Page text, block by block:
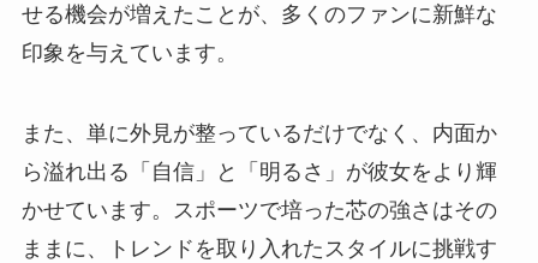
せる機会が増えたことが、多くのファンに新鮮な
印象を与えています。
また、単に外見が整っているだけでなく、内面か
ら溢れ出る「自信」と「明るさ」が彼女をより輝
かせています。スポーツで培った芯の強さはその
ままに、トレンドを取り入れたスタイルに挑戦す